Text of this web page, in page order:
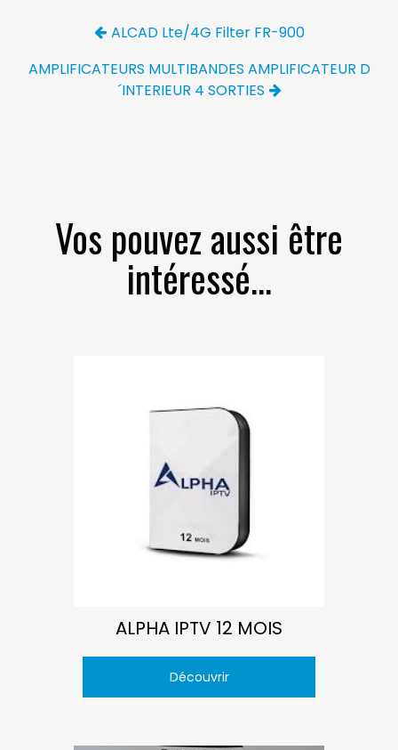
ALCAD Lte/4G Filter FR-900
AMPLIFICATEURS MULTIBANDES AMPLIFICATEUR D
´INTERIEUR 4 SORTIES
Vos pouvez aussi être
intéressé...
ALPHA IPTV 12 MOIS
Découvrir